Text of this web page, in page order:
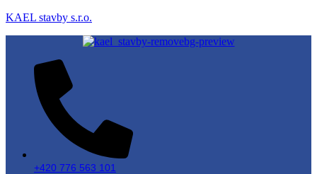
KAEL stavby s.r.o.
+420 776 563 101